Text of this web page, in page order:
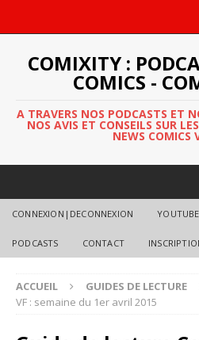
COMIXITY :
COMICS -
A TRAVERS NOS PODCASTS ET
NOS AVIS ET CONSEILS SUR
NEWS COMICS
CONNEXION|DECONNEXION YOUTUBE
PODCASTS CONTACT
ACCUEIL GUIDES DE LECTURE
VF : semaine du 1er avril 2015